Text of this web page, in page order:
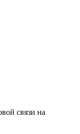
связи на